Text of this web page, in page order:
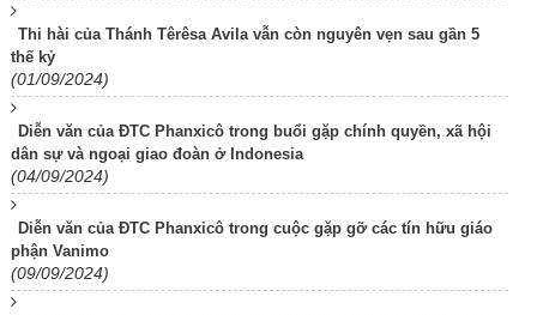
Thi hài của Thánh Têrêsa Avila vẫn còn nguyên vẹn sau gần 5
thế kỷ
(01/09/2024)
Diễn văn của ĐTC Phanxicô trong buổi gặp chính quyền, xã hội
dân sự và ngoại giao đoàn ở Indonesia
(04/09/2024)
Diễn văn của ĐTC Phanxicô trong cuộc gặp gỡ các tín hữu giáo
phận Vanimo
(09/09/2024)